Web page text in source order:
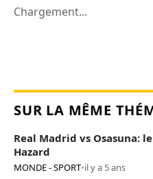
Chargement...
SUR LA MÊME
Real Madrid vs Osasuna:
Hazard
MONDE - SPORT•il y a 5 ans